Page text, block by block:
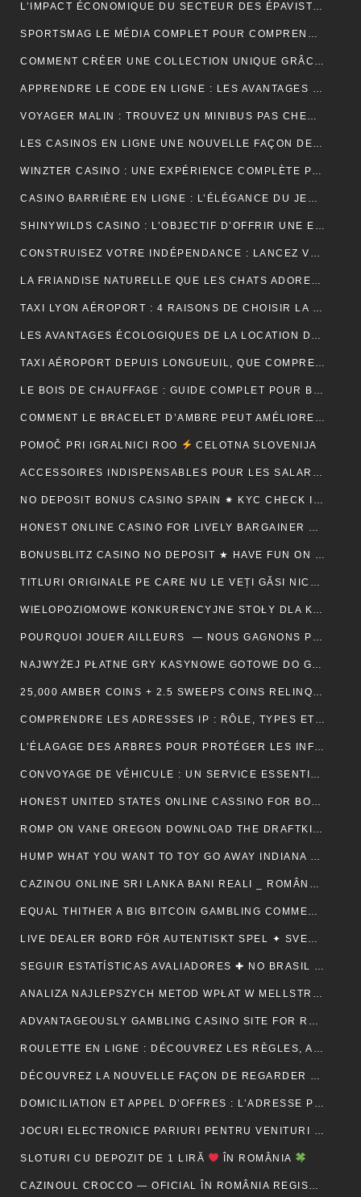
L’IMPACT ÉCONOMIQUE DU SECTEUR DES ÉPAVISTES EN FRANCE
SPORTSMAG LE MÉDIA COMPLET POUR COMPRENDRE LE SPORT LA NUTRITION ET LA PERFORMANCE
COMMENT CRÉER UNE COLLECTION UNIQUE GRÂCE À UN GROSSISTE DE VÊTEMENTS PERSONNALISÉS
APPRENDRE LE CODE EN LIGNE : LES AVANTAGES D’UNE FORMATION ENTIÈREMENT NUMÉRIQUE
VOYAGER MALIN : TROUVEZ UN MINIBUS PAS CHER POUR VOS DÉPLACEMENTS EN GROUPE
LES CASINOS EN LIGNE UNE NOUVELLE FAÇON DE VIVRE LE JEU
WINZTER CASINO : UNE EXPÉRIENCE COMPLÈTE POUR LES AMATEURS DE JEUX EN LIGNE
CASINO BARRIÈRE EN LIGNE : L’ÉLÉGANCE DU JEU NUMÉRIQUE AU SERVICE DES JOUEURS MODERNES
SHINYWILDS CASINO : L’OBJECTIF D’OFFRIR UNE EXPÉRIENCE DE JEU EXCEPTIONNELLE ET SÉCURISÉE
CONSTRUISEZ VOTRE INDÉPENDANCE : LANCEZ VOTRE ACTIVITÉ DE MARCHAND DE BIENS OU AGENT IMMOBILIER
LA FRIANDISE NATURELLE QUE LES CHATS ADORENT : AVANTAGES ET CONSEILS
TAXI LYON AÉROPORT : 4 RAISONS DE CHOISIR LA FIABILITÉ ET LE CONFORT POUR VOS TRAJETS
LES AVANTAGES ÉCOLOGIQUES DE LA LOCATION DE BENNE
TAXI AÉROPORT DEPUIS LONGUEUIL, QUE COMPREND RÉELLEMENT LE PRIX ANNONCÉ ?
LE BOIS DE CHAUFFAGE : GUIDE COMPLET POUR BIEN CHOISIR SON COMBUSTIBLE
COMMENT LE BRACELET D’AMBRE PEUT AMÉLIORER VOTRE QUOTIDIEN
POMOČ PRI IGRALNICI ROO CELOTNA SLOVENIJA
ACCESSOIRES INDISPENSABLES POUR LES SALARIÉS EN DÉPLACEMENT PROFESSIONNEL
NO DEPOSIT BONUS CASINO SPAIN ✷ KYC CHECK IN CANADA
HONEST ONLINE CASINO FOR LIVELY BARGAINER BACK
BONUSBLITZ CASINO NO DEPOSIT ★ HAVE FUN ON MULTIPLE PLATFORMS AUTOMATICALLY CANADIAN FEDERATION
TITLURI ORIGINALE PE CARE NU LE VEȚI GĂSI NICĂIERI ALTUNDEVA. ♬ CONSTANȚA
WIELOPOZIOMOWE KONKURENCYJNE STOŁY DLA KAŻDEGO POZIOMU UMIEJĘTNOŚCI · RZECZPOSPOLITA POLSKA
POURQUOI JOUER AILLEURS — NOUS GAGNONS PLUS ! — RÉPUBLIQUE FRANÇAISE
NAJWYŻEJ PŁATNE GRY KASYNOWE GOTOWE DO GRY — POLSKA REGION CLAIM YOUR REWARD
25,000 AMBER COINS + 2.5 SWEEPS COINS RELINQUISH ALONG SIGN IMPROVING • IE
COMPRENDRE LES ADRESSES IP : RÔLE, TYPES ET UTILITÉ AU QUOTIDIEN
L’ÉLAGAGE DES ARBRES POUR PROTÉGER LES INFRASTRUCTURES
CONVOYAGE DE VÉHICULE : UN SERVICE ESSENTIEL POUR LES PROFESSIONNELS DE L’AUTOMOBILE
HONEST UNITED STATES ONLINE CASSINO FOR BONUSES ONLINECASINOGAMES.COM ✩ CANADIAN
ROMP ON VANE OREGON DOWNLOAD THE DRAFTKINGS CASSINO APP NOWADAYS ! NEW ZEALAND
HUMP WHAT YOU WANT TO TOY GO AWAY INDIANA
CAZINOU ONLINE SRI LANKA BANI REALI _ ROMÂNESC COLLECT BONUS
EQUAL THITHER A BIG BITCOIN GAMBLING COMMERCIALISE ATOMIC NUMBER 49 AUSTRALIA
LIVE DEALER BORD FÖR AUTENTISKT SPEL ✦ SVENSK REGION
SEGUIR ESTATÍSTICAS AVALIADORES ✚ NO BRASIL
ANALIZA NAJLEPSZYCH METOD WPŁAT W MELLSTROY: JAK ZAPEWNIĆ SOBIE BEZPIECZEŃSTWO
ADVANTAGEOUSLY GAMBLING CASINO SITE FOR RELY METHOD ACTING BETONLINE _ CANADA TRY YOUR LUCK
ROULETTE EN LIGNE : DÉCOUVREZ LES RÈGLES, ASTUCES ET MÉTHODES POUR GAGNER
DÉCOUVREZ LA NOUVELLE FAÇON DE REGARDER LA TÉLÉVISION AVEC MON AGENCE IPTV
DOMICILIATION ET APPEL D’OFFRES : L’ADRESSE PEUT-ELLE RASSURER UN ACHETEUR ?
JOCURI ELECTRONICE PARIURI PENTRU VENITURI SUPLIMENTARE – RO
SLOTURI CU DEPOZIT DE 1 LIRĂ ÎN ROMÂNIA
CAZINOUL CROCCO — OFICIAL ÎN ROMÂNIA REGISTER FREE